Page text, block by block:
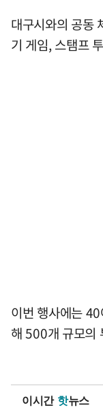
대구시와의 공동
기 게임, 스탬프
이번 행사에는
해 500개 규모의
이시간 핫뉴스